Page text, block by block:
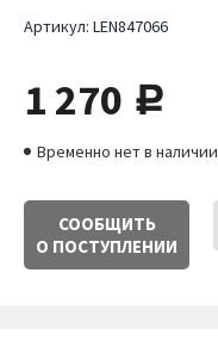
Артикул: LEN847066
1 270 руб.
Временно нет в наличии
СООБЩИТЬ
О ПОСТУПЛЕНИИ